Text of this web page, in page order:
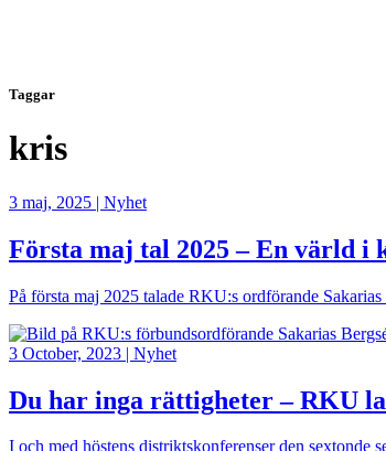
Taggar
kris
3 maj, 2025 | Nyhet
Första maj tal 2025 – En värld i
På första maj 2025 talade RKU:s ordförande
Bild
3 October, 2023 | Nyhet
Du har inga rättigheter – RKU
I och med höstens distriktskonferenser den sextonde